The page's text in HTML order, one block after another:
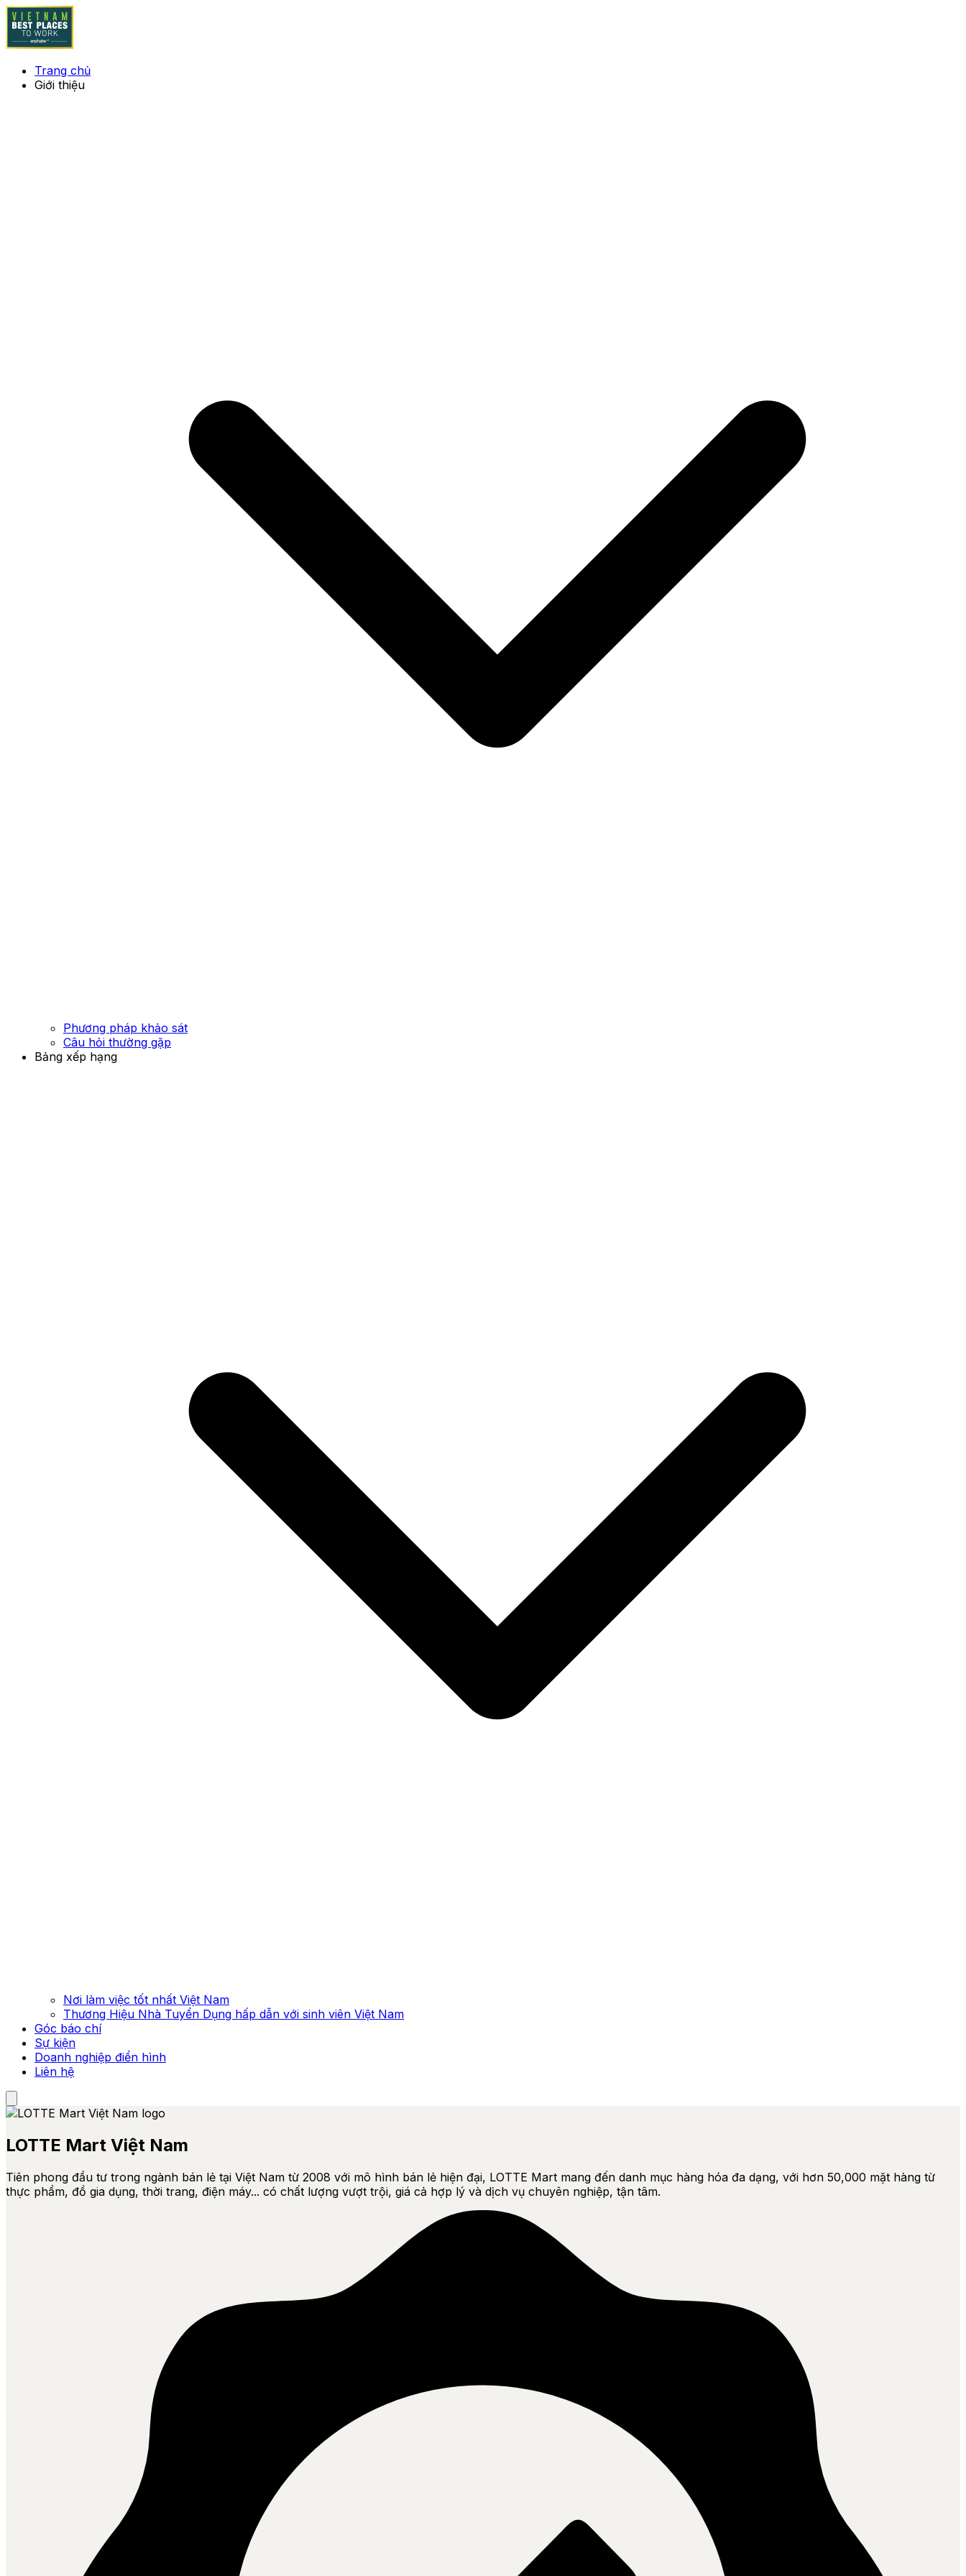
Trang chủ
Giới thiệu
Phương pháp khảo sát
Câu hỏi thường gặp
Bảng xếp hạng
Nơi làm việc tốt nhất Việt Nam
Thương Hiệu Nhà Tuyển Dụng hấp dẫn với sinh viên Việt Nam
Góc báo chí
Sự kiện
Doanh nghiệp điển hình
Liên hệ
LOTTE Mart Việt Nam
Tiên phong đầu tư trong ngành bán lẻ tại Việt Nam từ 2008 với mô hình bán lẻ hiện đại, LOTTE Mart mang đến danh mục hàng hóa đa dạng, với hơn 50,000 mặt hàng từ
thực phẩm, đồ gia dụng, thời trang, điện máy... có chất lượng vượt trội, giá cả hợp lý và dịch vụ chuyên nghiệp, tận tâm.